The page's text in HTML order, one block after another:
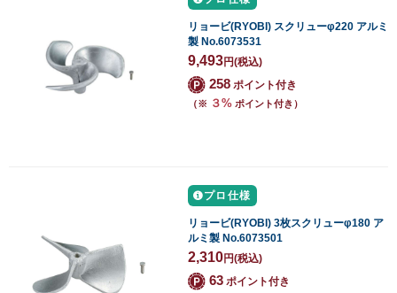
リョービ(RYOBI) スクリューφ220 アルミ
製 No.6073531
9,493円(税込)
258 ポイント付き
（※ ３% ポイント付き）
プロ仕様
リョービ(RYOBI) 3枚スクリューφ180 ア
ルミ製 No.6073501
2,310円(税込)
63 ポイント付き